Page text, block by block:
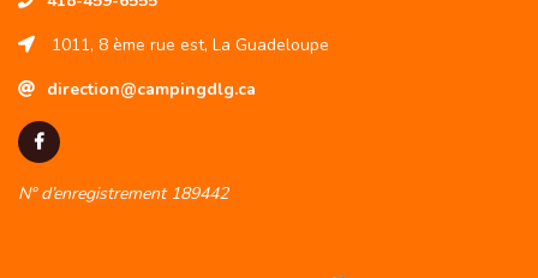
1011, 8 ème rue est, La Guadeloupe
direction@campingdlg.ca
N° d’enregistrement 189442